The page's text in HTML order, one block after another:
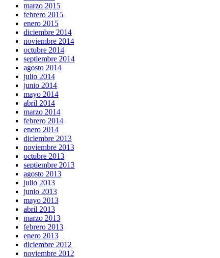
marzo 2015
febrero 2015
enero 2015
diciembre 2014
noviembre 2014
octubre 2014
septiembre 2014
agosto 2014
julio 2014
junio 2014
mayo 2014
abril 2014
marzo 2014
febrero 2014
enero 2014
diciembre 2013
noviembre 2013
octubre 2013
septiembre 2013
agosto 2013
julio 2013
junio 2013
mayo 2013
abril 2013
marzo 2013
febrero 2013
enero 2013
diciembre 2012
noviembre 2012